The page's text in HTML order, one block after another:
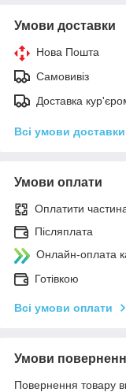
Умови доставки
Нова Пошта
Самовивіз
Доставка
Всі умови доставки
Умови оплати
Оплатити
Післяплата
Онлайн-оплата
Готівкою
Всі умови оплати
Умови
Повернення товару